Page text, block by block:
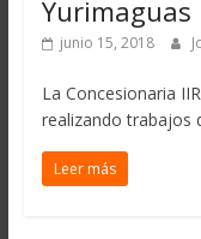
Yurimaguas
junio 15, 2018
La Concesionaria
realizando trabajos
Leer más